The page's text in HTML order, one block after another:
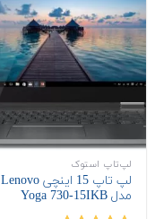
لپ‌تاپ استوک
لپ تاپ 15 اینچی Lenovo
مدل Yoga 730-15IKB